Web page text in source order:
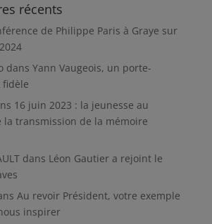
récents
de Philippe Paris à Graye sur
dans Yann Vaugeois, un porte-
16 juin 2023 : la jeunesse au
la transmission de la mémoire
dans Léon Gautier a rejoint le
Au revoir Président, votre exemple
inspirer